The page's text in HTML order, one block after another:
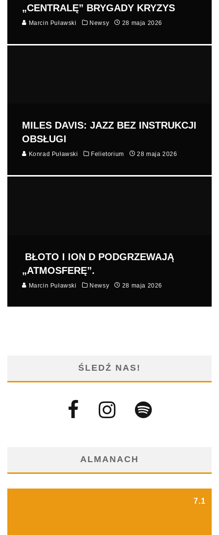
„CENTRALĘ” BRYGADY KRYZYS
Marcin Puławski Newsy 28 maja 2026
MILES DAVIS: JAZZ BEZ INSTRUKCJI
OBSŁUGI
Konrad Puławski Felietorium 28 maja 2026
BŁOTO I ION D PODGRZEWAJĄ
„ATMOSFERĘ”.
Marcin Puławski Newsy 28 maja 2026
ŚLEDŹ NAS!
ALMANACH
7.1